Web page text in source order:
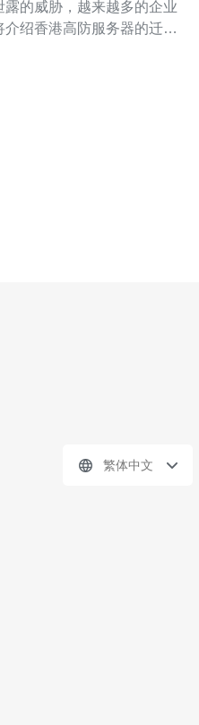
的威胁，越来越多的企业
绍香港高防服务器的迁
服务器。它通过多重防御
繁体中文